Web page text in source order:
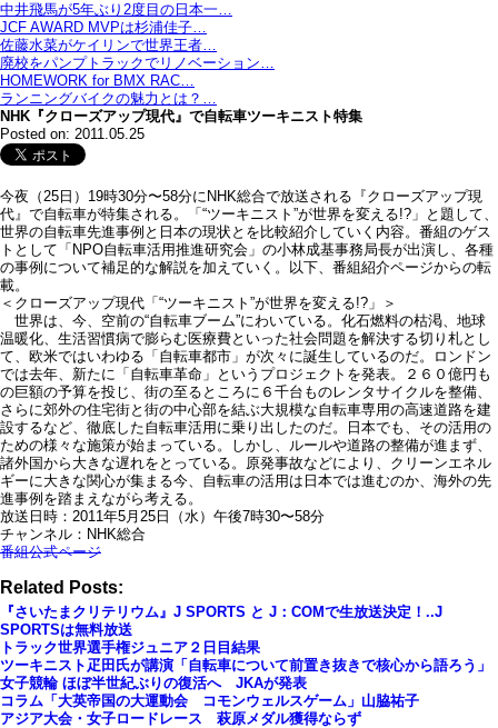
中井飛馬が5年ぶり2度目の日本一…
JCF AWARD MVPは杉浦佳子…
佐藤水菜がケイリンで世界王者…
廃校をパンプトラックでリノベーション…
HOMEWORK for BMX RAC…
ランニングバイクの魅力とは？…
NHK『クローズアップ現代』で自転車ツーキニスト特集
Posted on: 2011.05.25
今夜（25日）19時30分〜58分にNHK総合で放送される『クローズアップ現
代』で自転車が特集される。「“ツーキニスト”が世界を変える!?」と題して、
世界の自転車先進事例と日本の現状とを比較紹介していく内容。番組のゲス
トとして「NPO自転車活用推進研究会」の小林成基事務局長が出演し、各種
の事例について補足的な解説を加えていく。以下、番組紹介ページからの転
載。
＜クローズアップ現代「“ツーキニスト”が世界を変える!?」＞
世界は、今、空前の“自転車ブーム”にわいている。化石燃料の枯渇、地球
温暖化、生活習慣病で膨らむ医療費といった社会問題を解決する切り札とし
て、欧米ではいわゆる「自転車都市」が次々に誕生しているのだ。ロンドン
では去年、新たに「自転車革命」というプロジェクトを発表。２６０億円も
の巨額の予算を投じ、街の至るところに６千台ものレンタサイクルを整備、
さらに郊外の住宅街と街の中心部を結ぶ大規模な自転車専用の高速道路を建
設するなど、徹底した自転車活用に乗り出したのだ。日本でも、その活用の
ための様々な施策が始まっている。しかし、ルールや道路の整備が進まず、
諸外国から大きな遅れをとっている。原発事故などにより、クリーンエネル
ギーに大きな関心が集まる今、自転車の活用は日本では進むのか、海外の先
進事例を踏まえながら考える。
放送日時：2011年5月25日（水）午後7時30〜58分
チャンネル：NHK総合
番組公式ページ
Related Posts:
『さいたまクリテリウム』J SPORTS と J：COMで生放送決定！..J
SPORTSは無料放送
トラック世界選手権ジュニア２日目結果
ツーキニスト疋田氏が講演「自転車について前置き抜きで核心から語ろう」
女子競輪 ほぼ半世紀ぶりの復活へ JKAが発表
コラム「大英帝国の大運動会 コモンウェルスゲーム」山脇祐子
アジア大会・女子ロードレース 萩原メダル獲得ならず